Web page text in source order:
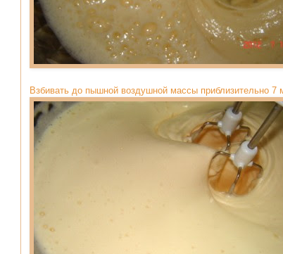
Взбивать до пышной воздушной массы приблизительно 7